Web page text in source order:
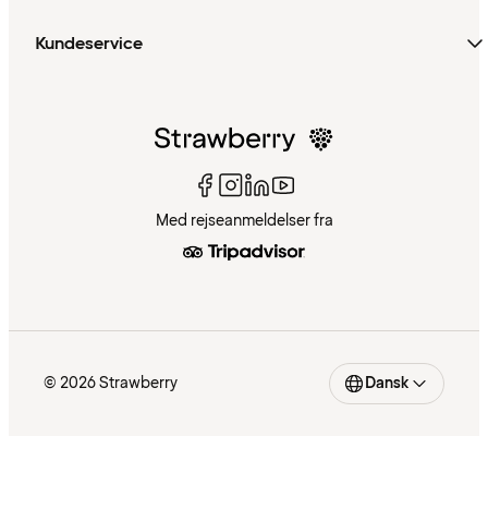
Kundeservice
Med rejseanmeldelser fra
© 2026 Strawberry Dansk